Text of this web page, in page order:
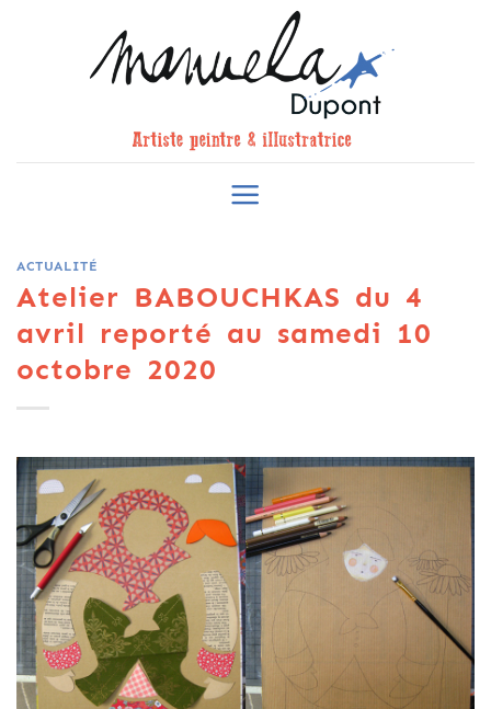
ACTUALITÉ
Atelier BABOUCHKAS du 4
avril reporté au samedi 10
octobre 2020